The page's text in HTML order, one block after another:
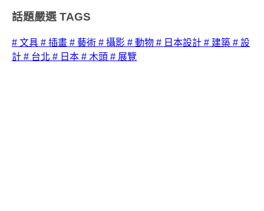
話題嚴選 TAGS
# 文具 # 插畫 # 藝術 # 攝影 # 動物 # 日本設計 # 建築 # 設
計 # 台北 # 日本 # 木頭 # 展覽